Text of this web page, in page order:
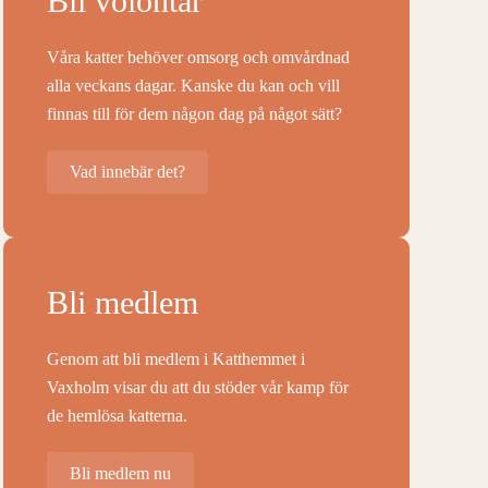
Våra katter behöver omsorg och omvårdnad
alla veckans dagar. Kanske du kan och vill
finnas till för dem någon dag på något sätt?
Vad innebär det?
Bli medlem
Genom att bli medlem i Katthemmet i
Vaxholm visar du att du stöder vår kamp för
de hemlösa katterna.
Bli medlem nu